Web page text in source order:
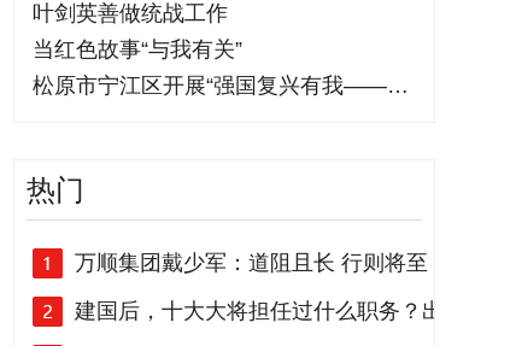
叶剑英善做统战工作
当红色故事“与我有关”
松原市宁江区开展“强国复兴有我——铭记
热门
万顺集团戴少军：道阻且长 行则将至
建国后，十大大将担任过什么职务？出